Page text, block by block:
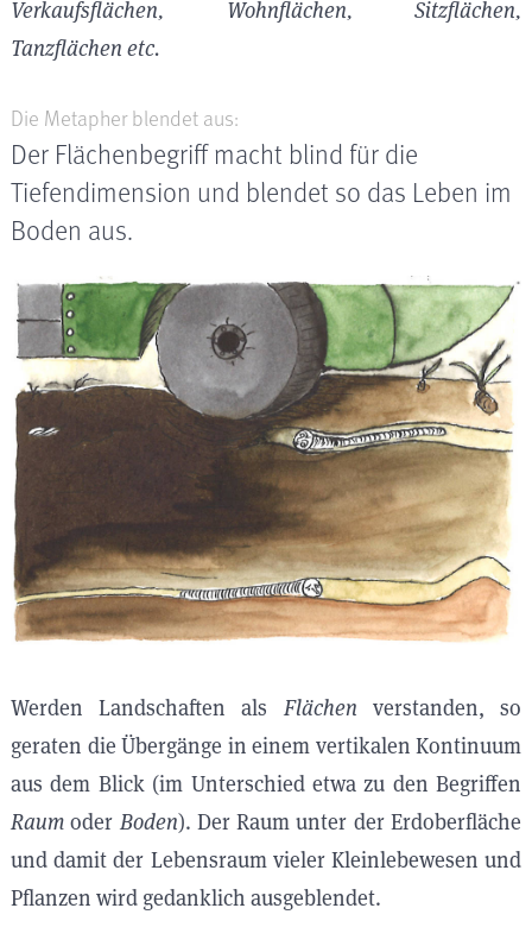
Verkaufsflächen, Wohnflächen, Sitzflächen,
Tanzflächen etc.
Die Metapher blendet aus:
Der Flächenbegriff macht blind für die
Tiefendimension und blendet so das Leben im
Boden aus.
Werden Landschaften als Flächen verstanden, so
geraten die Übergänge in einem vertikalen Kontinuum
aus dem Blick (im Unterschied etwa zu den Begriffen
Raum oder Boden). Der Raum unter der Erdoberfläche
und damit der Lebensraum vieler Kleinlebewesen und
Pflanzen wird gedanklich ausgeblendet.